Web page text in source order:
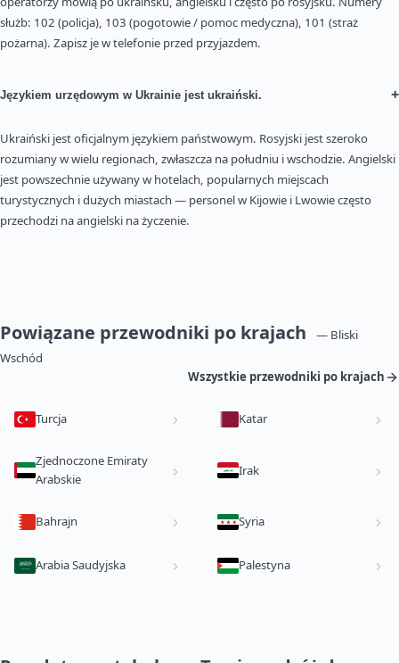
służb: 102 (policja), 103 (pogotowie / pomoc medyczna), 101 (straż
pożarna). Zapisz je w telefonie przed przyjazdem.
Językiem urzędowym w Ukrainie jest ukraiński. +
Ukraiński jest oficjalnym językiem państwowym. Rosyjski jest szeroko
rozumiany w wielu regionach, zwłaszcza na południu i wschodzie. Angielski
jest powszechnie używany w hotelach, popularnych miejscach
turystycznych i dużych miastach — personel w Kijowie i Lwowie często
przechodzi na angielski na życzenie.
Powiązane przewodniki po krajach
— Bliski
Wschód
Wszystkie przewodniki po krajach
Turcja Katar
Zjednoczone Emiraty
Arabskie
Irak
Bahrajn Syria
Arabia Saudyjska Palestyna